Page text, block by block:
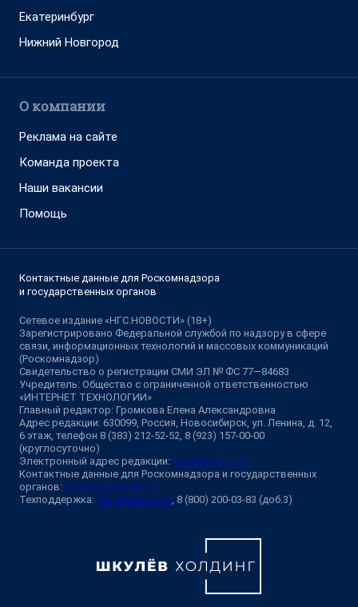
Екатеринбург
Нижний Новгород
О компании
Реклама на сайте
Команда проекта
Наши вакансии
Помощь
Контактные данные для Роскомнадзора
и государственных органов
Сетевое издание «НГС.НОВОСТИ» (18+)
Зарегистрировано Федеральной службой по надзору в сфере
связи, информационных технологий и массовых коммуникаций
(Роскомнадзор)
Свидетельство о регистрации СМИ ЭЛ № ФС 77—84683
Учредитель: Общество с ограниченной ответственностью
«ИНТЕРНЕТ ТЕХНОЛОГИИ»
Главный редактор: Громкова Елена Александровна
Адрес редакции: 630099, Россия, Новосибирск, ул. Ленина, д. 12,
6 этаж, телефон 8 (383) 212-52-52, 8 (923) 157-00-00
(круглосуточно)
Электронный адрес редакции: ngs@shkulev.ru
Контактные данные для Роскомнадзора и государственных
органов: juristnsk@shkulev.ru
Техподдержка: help@shkulev.ru, 8 (800) 200-03-83 (доб.3)